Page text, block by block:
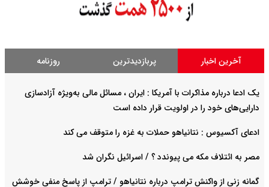
آخرین اخبار پربازدیدترین روزنامه
یک ادعا درباره مذاکرات با آمریکا : ایران ، مسائل مالی به‌ویژه آزادسازی
دارایی‌های خود را در اولویت قرار داده است
ادعای آکسیوس : نتانیاهو حملات به غزه را متوقف می کند
مصر به ائتلاف مکه می پیوندد ؟ / اسرائیل نگران شد
گمانه زنی از واکنش ترامپ درباره نتانیاهو / ترامپ از پاسخ منفی خوشش